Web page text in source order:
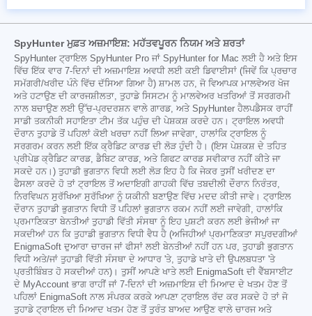
SpyHunter ਮੁਫ਼ਤ ਅਜ਼ਮਾਇਸ਼: ਮਹੱਤਵਪੂਰਨ ਨਿਯਮ ਅਤੇ ਸ਼ਰਤਾਂ
SpyHunter ਟ੍ਰਾਇਲ SpyHunter Pro ਜਾਂ SpyHunter for Mac ਲਈ ਹੈ ਅਤੇ ਇਸ
ਵਿੱਚ ਇੱਕ ਵਾਰ 7-ਦਿਨਾਂ ਦੀ ਅਜ਼ਮਾਇਸ਼ ਅਵਧੀ ਲਈ ਕਈ ਡਿਵਾਈਸਾਂ (ਜਿਵੇਂ ਕਿ ਪ੍ਰਚਾਰ
ਸਮੱਗਰੀ/ਖਰੀਦ ਪੰਨੇ ਵਿੱਚ ਦੱਸਿਆ ਗਿਆ ਹੈ) ਸ਼ਾਮਲ ਹਨ, ਜੋ ਵਿਆਪਕ ਮਾਲਵੇਅਰ ਖੋਜ
ਅਤੇ ਹਟਾਉਣ ਦੀ ਕਾਰਜਸ਼ੀਲਤਾ, ਤੁਹਾਡੇ ਸਿਸਟਮ ਨੂੰ ਮਾਲਵੇਅਰ ਖਤਰਿਆਂ ਤੋਂ ਸਰਗਰਮੀ
ਨਾਲ ਬਚਾਉਣ ਲਈ ਉੱਚ-ਪ੍ਰਦਰਸ਼ਨ ਵਾਲੇ ਗਾਰਡ, ਅਤੇ SpyHunter ਹੈਲਪਡੈਸਕ ਰਾਹੀਂ
ਸਾਡੀ ਤਕਨੀਕੀ ਸਹਾਇਤਾ ਟੀਮ ਤੱਕ ਪਹੁੰਚ ਦੀ ਪੇਸ਼ਕਸ਼ ਕਰਦੇ ਹਨ। ਟ੍ਰਾਇਲ ਅਵਧੀ
ਦੌਰਾਨ ਤੁਹਾਡੇ ਤੋਂ ਪਹਿਲਾਂ ਕੋਈ ਖਰਚਾ ਨਹੀਂ ਲਿਆ ਜਾਵੇਗਾ, ਹਾਲਾਂਕਿ ਟ੍ਰਾਇਲ ਨੂੰ
ਸਰਗਰਮ ਕਰਨ ਲਈ ਇੱਕ ਕ੍ਰੈਡਿਟ ਕਾਰਡ ਦੀ ਲੋੜ ਹੁੰਦੀ ਹੈ। (ਇਸ ਪੇਸ਼ਕਸ਼ ਦੇ ਤਹਿਤ
ਪ੍ਰੀਪੇਡ ਕ੍ਰੈਡਿਟ ਕਾਰਡ, ਡੈਬਿਟ ਕਾਰਡ, ਅਤੇ ਗਿਫਟ ਕਾਰਡ ਸਵੀਕਾਰ ਨਹੀਂ ਕੀਤੇ ਜਾ
ਸਕਦੇ ਹਨ।) ਤੁਹਾਡੀ ਭੁਗਤਾਨ ਵਿਧੀ ਲਈ ਲੋੜ ਇਹ ਹੈ ਕਿ ਜੇਕਰ ਤੁਸੀਂ ਖਰੀਦਣ ਦਾ
ਫੈਸਲਾ ਕਰਦੇ ਹੋ ਤਾਂ ਟ੍ਰਾਇਲ ਤੋਂ ਅਦਾਇਗੀ ਗਾਹਕੀ ਵਿੱਚ ਤਬਦੀਲੀ ਦੌਰਾਨ ਨਿਰੰਤਰ,
ਨਿਰਵਿਘਨ ਸੁਰੱਖਿਆ ਸੁਰੱਖਿਆ ਨੂੰ ਯਕੀਨੀ ਬਣਾਉਣ ਵਿੱਚ ਮਦਦ ਕੀਤੀ ਜਾਵੇ। ਟ੍ਰਾਇਲ
ਦੌਰਾਨ ਤੁਹਾਡੀ ਭੁਗਤਾਨ ਵਿਧੀ ਤੋਂ ਪਹਿਲਾਂ ਭੁਗਤਾਨ ਰਕਮ ਨਹੀਂ ਲਈ ਜਾਵੇਗੀ, ਹਾਲਾਂਕਿ
ਪ੍ਰਮਾਣਿਕਤਾ ਬੇਨਤੀਆਂ ਤੁਹਾਡੀ ਵਿੱਤੀ ਸੰਸਥਾ ਨੂੰ ਇਹ ਪੁਸ਼ਟੀ ਕਰਨ ਲਈ ਭੇਜੀਆਂ ਜਾ
ਸਕਦੀਆਂ ਹਨ ਕਿ ਤੁਹਾਡੀ ਭੁਗਤਾਨ ਵਿਧੀ ਵੈਧ ਹੈ (ਅਜਿਹੀਆਂ ਪ੍ਰਮਾਣਿਕਤਾ ਸਪੁਰਦਗੀਆਂ
EnigmaSoft ਦੁਆਰਾ ਚਾਰਜ ਜਾਂ ਫੀਸਾਂ ਲਈ ਬੇਨਤੀਆਂ ਨਹੀਂ ਹਨ ਪਰ, ਤੁਹਾਡੀ ਭੁਗਤਾਨ
ਵਿਧੀ ਅਤੇ/ਜਾਂ ਤੁਹਾਡੀ ਵਿੱਤੀ ਸੰਸਥਾ ਦੇ ਆਧਾਰ 'ਤੇ, ਤੁਹਾਡੇ ਖਾਤੇ ਦੀ ਉਪਲਬਧਤਾ 'ਤੇ
ਪ੍ਰਤੀਬਿੰਬਤ ਹੋ ਸਕਦੀਆਂ ਹਨ)। ਤੁਸੀਂ ਆਪਣੇ ਖਾਤੇ ਲਈ EnigmaSoft ਦੀ ਵੈੱਬਸਾਈਟ
ਦੇ MyAccount ਭਾਗ ਰਾਹੀਂ ਜਾਂ 7-ਦਿਨਾਂ ਦੀ ਅਜ਼ਮਾਇਸ਼ ਦੀ ਮਿਆਦ ਦੇ ਖਤਮ ਹੋਣ ਤੋਂ
ਪਹਿਲਾਂ EnigmaSoft ਨਾਲ ਸੰਪਰਕ ਕਰਕੇ ਆਪਣਾ ਟ੍ਰਾਇਲ ਰੱਦ ਕਰ ਸਕਦੇ ਹੋ ਤਾਂ ਜੋ
ਤੁਹਾਡੇ ਟ੍ਰਾਇਲ ਦੀ ਮਿਆਦ ਖਤਮ ਹੋਣ ਤੋਂ ਤੁਰੰਤ ਬਾਅਦ ਆਉਣ ਵਾਲੇ ਚਾਰਜ ਅਤੇ